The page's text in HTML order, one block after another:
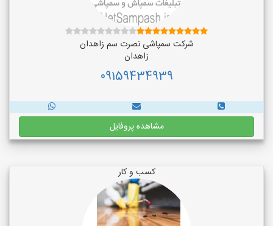
شرکت سمپاشی نصرت سم زاهدان
زاهدان
09159434939
مشاهده پروفایل
کسب و کار